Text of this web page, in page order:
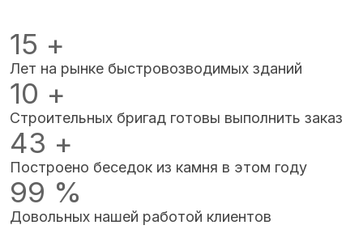
15 +
Лет на рынке быстровозводимых зданий
10 +
Строительных бригад готовы выполнить заказ
43 +
Построено беседок из камня в этом году
99 %
Довольных нашей работой клиентов